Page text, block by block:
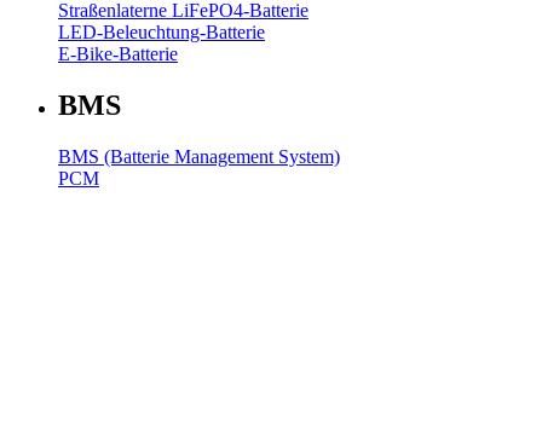
Straßenlaterne LiFePO4-Batterie
LED-Beleuchtung-Batterie
E-Bike-Batterie
BMS
BMS (Batterie Management System)
PCM